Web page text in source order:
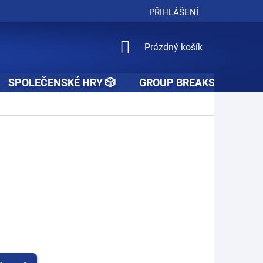
PŘIHLÁŠENÍ
NÁKUPNÍ
Prázdný košík
SPOLEČENSKÉ HRY 🎲 GROUP BREAKS 🚧👥🚧